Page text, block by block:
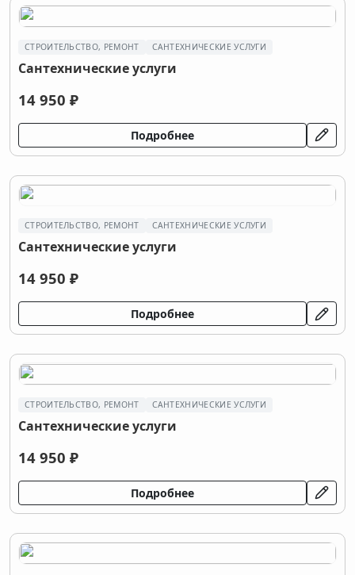
СТРОИТЕЛЬСТВО, РЕМОНТ САНТЕХНИЧЕСКИЕ УСЛУГИ
Сантехнические услуги
14 950 ₽
Подробнее
СТРОИТЕЛЬСТВО, РЕМОНТ САНТЕХНИЧЕСКИЕ УСЛУГИ
Сантехнические услуги
14 950 ₽
Подробнее
СТРОИТЕЛЬСТВО, РЕМОНТ САНТЕХНИЧЕСКИЕ УСЛУГИ
Сантехнические услуги
14 950 ₽
Подробнее